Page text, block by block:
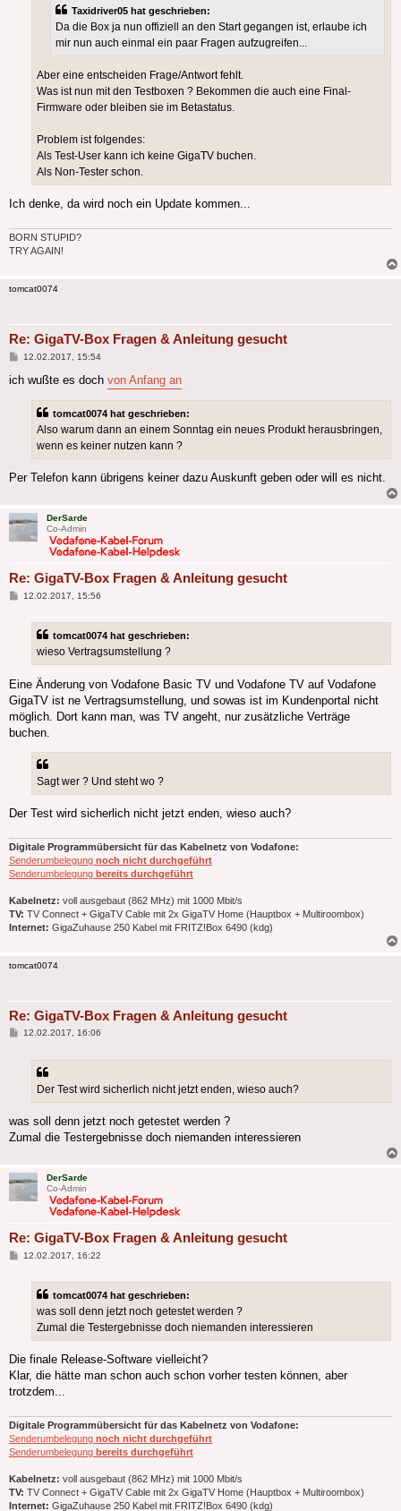
Taxidriver05 hat geschrieben:
Da die Box ja nun offiziell an den Start gegangen ist, erlaube ich
mir nun auch einmal ein paar Fragen aufzugreifen...
Aber eine entscheiden Frage/Antwort fehlt.
Was ist nun mit den Testboxen ? Bekommen die auch eine Final-
Firmware oder bleiben sie im Betastatus.
Problem ist folgendes:
Als Test-User kann ich keine GigaTV buchen.
Als Non-Tester schon.
Ich denke, da wird noch ein Update kommen...
BORN STUPID?
TRY AGAIN!
tomcat0074
Re: GigaTV-Box Fragen & Anleitung gesucht
Beitrag
12.02.2017, 15:54
ich wußte es doch von Anfang an
tomcat0074 hat geschrieben:
Also warum dann an einem Sonntag ein neues Produkt herausbringen,
wenn es keiner nutzen kann ?
Per Telefon kann übrigens keiner dazu Auskunft geben oder will es nicht.
DerSarde
Co-Admin
Re: GigaTV-Box Fragen & Anleitung gesucht
Beitrag
12.02.2017, 15:56
tomcat0074 hat geschrieben:
wieso Vertragsumstellung ?
Eine Änderung von Vodafone Basic TV und Vodafone TV auf Vodafone
GigaTV ist ne Vertragsumstellung, und sowas ist im Kundenportal nicht
möglich. Dort kann man, was TV angeht, nur zusätzliche Verträge
buchen.
Sagt wer ? Und steht wo ?
Der Test wird sicherlich nicht jetzt enden, wieso auch?
Digitale Programmübersicht für das Kabelnetz von Vodafone:
Senderumbelegung noch nicht durchgeführt
Senderumbelegung bereits durchgeführt
Kabelnetz: voll ausgebaut (862 MHz) mit 1000 Mbit/s
TV: TV Connect + GigaTV Cable mit 2x GigaTV Home (Hauptbox + Multiroombox)
Internet: GigaZuhause 250 Kabel mit FRITZ!Box 6490 (kdg)
tomcat0074
Re: GigaTV-Box Fragen & Anleitung gesucht
Beitrag
12.02.2017, 16:06
Der Test wird sicherlich nicht jetzt enden, wieso auch?
was soll denn jetzt noch getestet werden ?
Zumal die Testergebnisse doch niemanden interessieren
DerSarde
Co-Admin
Re: GigaTV-Box Fragen & Anleitung gesucht
Beitrag
12.02.2017, 16:22
tomcat0074 hat geschrieben:
was soll denn jetzt noch getestet werden ?
Zumal die Testergebnisse doch niemanden interessieren
Die finale Release-Software vielleicht?
Klar, die hätte man schon auch schon vorher testen können, aber
trotzdem...
Digitale Programmübersicht für das Kabelnetz von Vodafone:
Senderumbelegung noch nicht durchgeführt
Senderumbelegung bereits durchgeführt
Kabelnetz: voll ausgebaut (862 MHz) mit 1000 Mbit/s
TV: TV Connect + GigaTV Cable mit 2x GigaTV Home (Hauptbox + Multiroombox)
Internet: GigaZuhause 250 Kabel mit FRITZ!Box 6490 (kdg)